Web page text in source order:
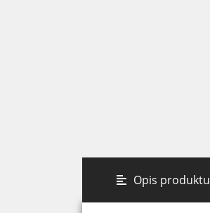
Opis produktu